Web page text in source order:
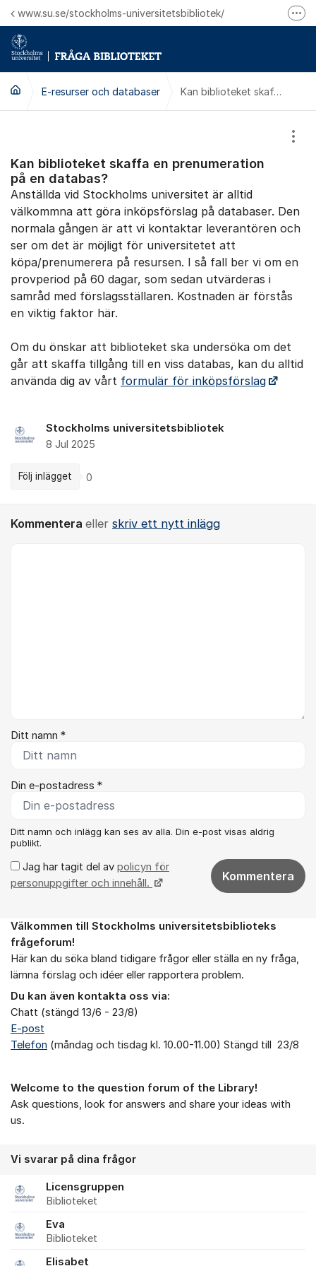
Hoppa till innehåll
www.su.se/stockholms-universitetsbibliotek/
E-resurser och databaser Kan biblioteket skaffa en prenumeration på en databas?
Kan biblioteket skaffa en prenumeration
på en databas?
Anställda vid Stockholms universitet är alltid
välkommna att göra inköpsförslag på databaser. Den
normala gången är att vi kontaktar leverantören och
ser om det är möjligt för universitetet att
köpa/prenumerera på resursen. I så fall ber vi om en
provperiod på 60 dagar, som sedan utvärderas i
samråd med förslagsställaren. Kostnaden är förstås
en viktig faktor här.
Om du önskar att biblioteket ska undersöka om det
går att skaffa tillgång till en viss databas, kan du alltid
använda dig av vårt formulär för inköpsförslag
Stockholms universitetsbibliotek
8 Jul 2025
Följ inlägget 0
Kommentera eller skriv ett nytt inlägg
Ditt namn *
Din e-postadress *
Ditt namn och inlägg kan ses av alla. Din e-post visas aldrig
publikt.
Jag har tagit del av policyn för
personuppgifter och innehåll.
Kommentera
Om forumet
Välkommen till Stockholms universitetsbiblioteks
frågeforum!
Här kan du söka bland tidigare frågor eller ställa en ny fråga,
lämna förslag och idéer eller rapportera problem.
Du kan även kontakta oss via:
Chatt (stängd 13/6 - 23/8)
E-post
Telefon (måndag och tisdag kl. 10.00-11.00) Stängd till 23/8
Welcome to the question forum of the Library!
Ask questions, look for answers and share your ideas with
us.
Vi svarar på dina frågor
Licensgruppen
Biblioteket
Eva
Biblioteket
Elisabet